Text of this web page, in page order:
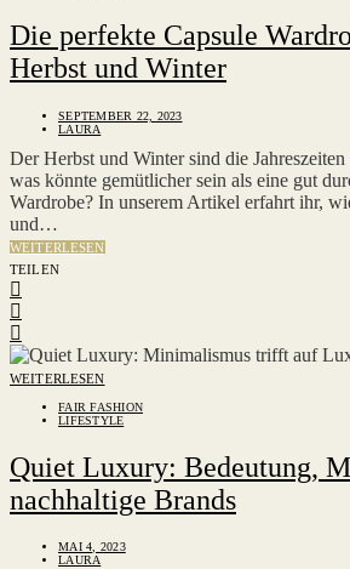
Die perfekte Capsule
Herbst und Winter
SEPTEMBER 22, 2023
LAURA
Der Herbst und Winter sind die
was könnte gemütlicher sein als eine gut
Wardrobe? In unserem Artikel erfahrt ihr,
und…
WEITERLESEN
TEILEN
WEITERLESEN
FAIR FASHION
LIFESTYLE
Quiet Luxury: Bedeutung,
nachhaltige Brands
MAI 4, 2023
LAURA